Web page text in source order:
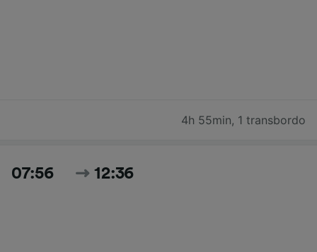
4h 55min, 1 transbordo
07:56 12:36